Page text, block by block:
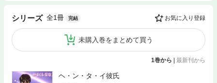
シリーズ 全1冊 完結 お気に入り登録
未購入巻をまとめて買う
1巻から | 最新刊から
ヘ・ン・タ・イ彼氏